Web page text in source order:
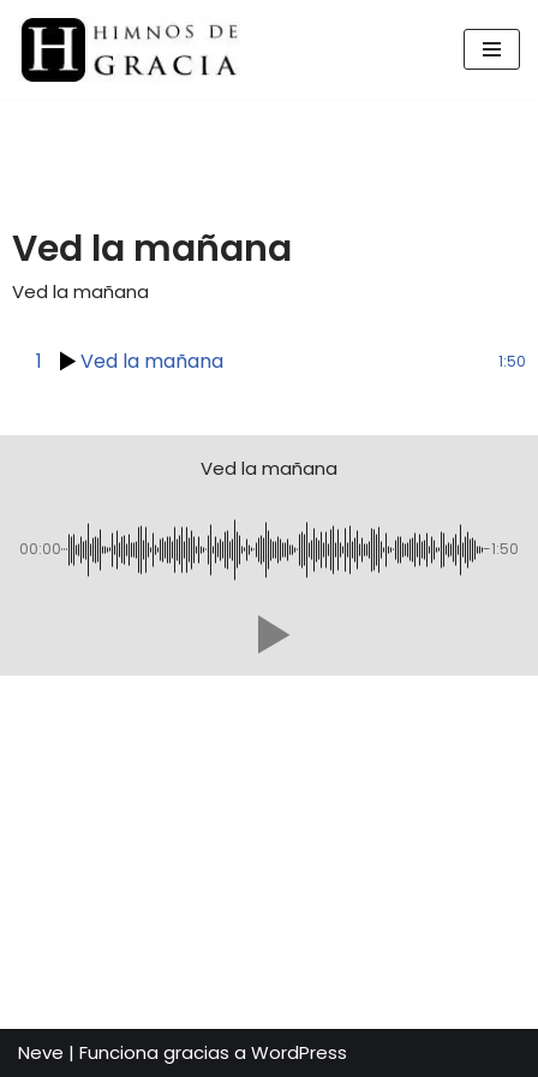
Saltar
Ved la mañana
Ved la mañana
1 Ved la mañana 1:50
Ved la mañana
00:00 -1:50
Neve | Funciona gracias a WordPress